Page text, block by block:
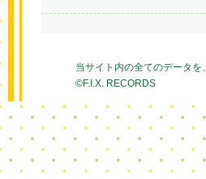
当サイト内の全てのデータ
©F.I.X. RECORDS